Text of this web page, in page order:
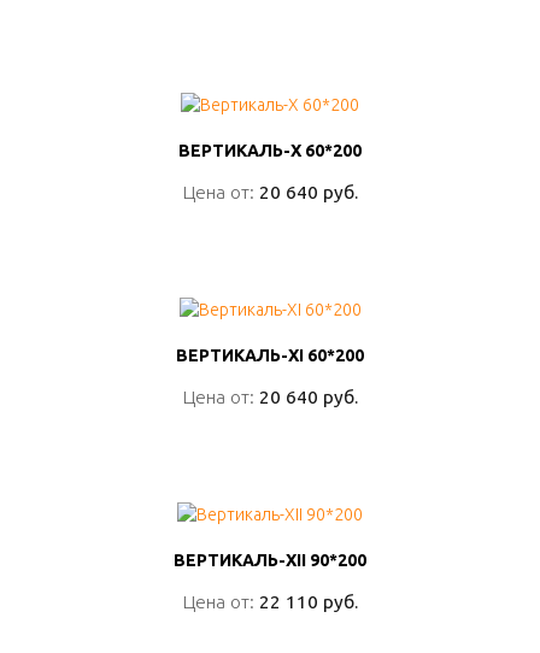
ВЕРТИКАЛЬ-X 60*200
Цена от: 20 640 руб.
ВЕРТИКАЛЬ-X 60*200
Цена от: 20 640 руб.
ВЕРТИКАЛЬ-XI 60*200
Цена от: 20 640 руб.
ВЕРТИКАЛЬ-XI 60*200
Цена от: 20 640 руб.
ВЕРТИКАЛЬ-XII 90*200
Цена от: 22 110 руб.
ВЕРТИКАЛЬ-XII 90*200
Цена от: 22 110 руб.